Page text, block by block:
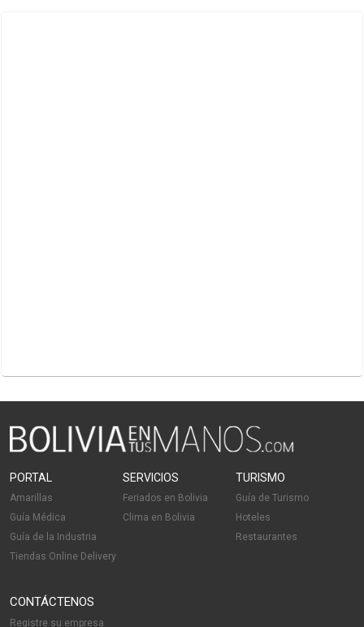
PORTAL
Amarillas
Guía Médica
Guía de la Industria
Tiendas Online Delivery
SERVICIOS
Feriados en Bolivia
Clima en Bolivia
TURISMO
Guía de Turismo
Hoteles
Restaurantes
CONTÁCTENOS
Registre su empresa